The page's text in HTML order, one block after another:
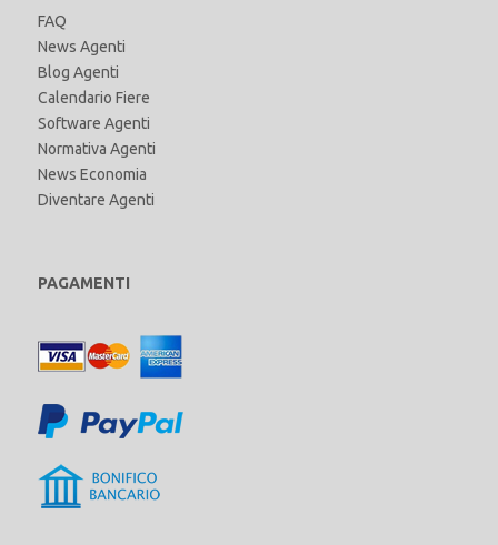
FAQ
News Agenti
Blog Agenti
Calendario Fiere
Software Agenti
Normativa Agenti
News Economia
Diventare Agenti
PAGAMENTI